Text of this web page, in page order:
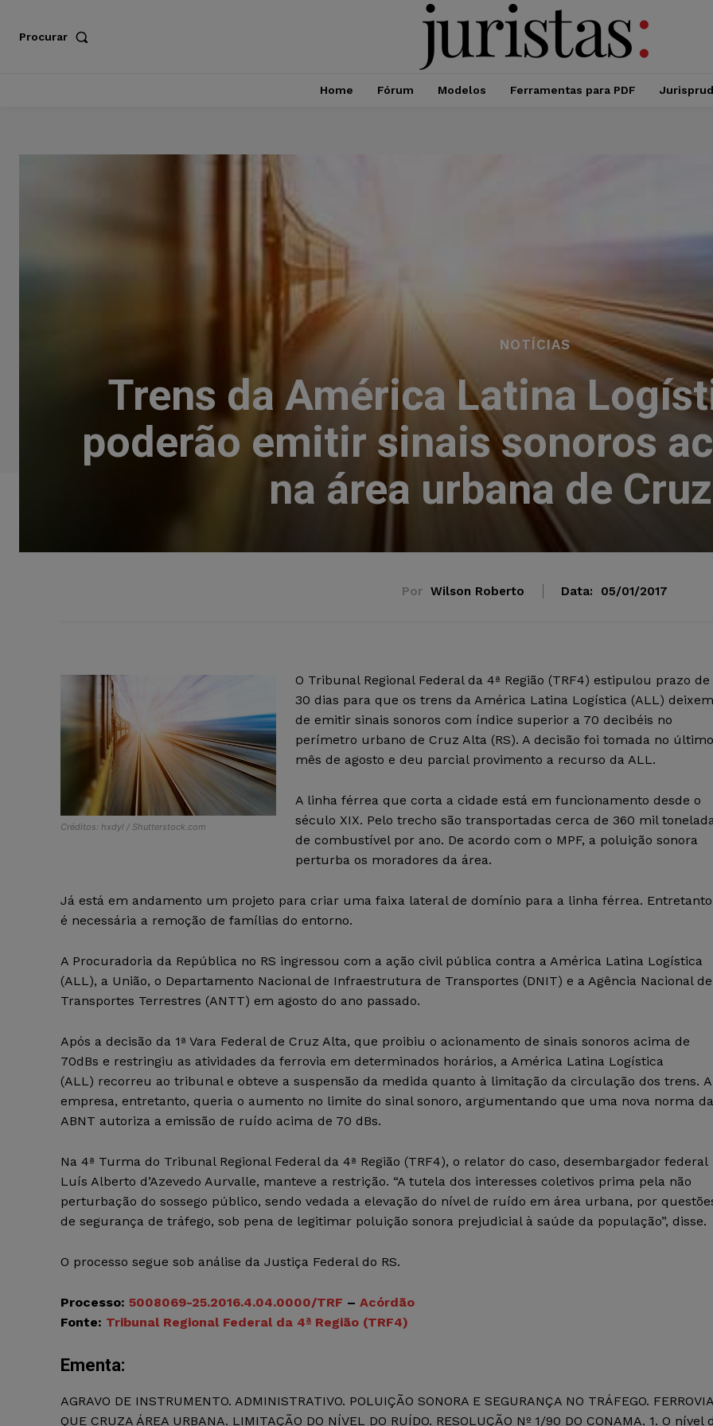
Procurar
Home Fórum Modelos Ferramentas para PDF
NOTÍCIAS
Trens da América Latina
poderão emitir sinais sonoros
na área urbana de
Por Wilson Roberto Data: 05/01/2017
Créditos: hxdyl / Shutterstock.com
O Tribunal Regional Federal da 4ª Região (TRF4) estipulou prazo de
30 dias para que os trens da América Latina Logística (ALL) deixem
de emitir sinais sonoros com índice superior a 70 decibéis no
perímetro urbano de Cruz Alta (RS). A decisão foi tomada no último
mês de agosto e deu parcial provimento a recurso da ALL.
A linha férrea que corta a cidade está em funcionamento desde o
século XIX. Pelo trecho são transportadas cerca de 360 mil
de combustível por ano. De acordo com o MPF, a poluição sonora
perturba os moradores da área.
Já está em andamento um projeto para criar uma faixa lateral de domínio para a linha férrea.
é necessária a remoção de famílias do entorno.
A Procuradoria da República no RS ingressou com a ação civil pública contra a América Latina Logística
(ALL), a União, o Departamento Nacional de Infraestrutura de Transportes (DNIT) e a Agência Nacional de
Transportes Terrestres (ANTT) em agosto do ano passado.
Após a decisão da 1ª Vara Federal de Cruz Alta, que proibiu o acionamento de sinais sonoros acima de
70dBs e restringiu as atividades da ferrovia em determinados horários, a América Latina Logística
(ALL) recorreu ao tribunal e obteve a suspensão da medida quanto à limitação da circulação dos trens. A
empresa, entretanto, queria o aumento no limite do sinal sonoro, argumentando que uma nova norma da
ABNT autoriza a emissão de ruído acima de 70 dBs.
Na 4ª Turma do Tribunal Regional Federal da 4ª Região (TRF4), o relator do caso, desembargador federal
Luís Alberto d’Azevedo Aurvalle, manteve a restrição. “A tutela dos interesses coletivos prima pela não
perturbação do sossego público, sendo vedada a elevação do nível de ruído em área urbana, por
de segurança de tráfego, sob pena de legitimar poluição sonora prejudicial à saúde da população”, disse.
O processo segue sob análise da Justiça Federal do RS.
Processo: 5008069-25.2016.4.04.0000/TRF – Acórdão
Fonte: Tribunal Regional Federal da 4ª Região (TRF4)
Ementa:
AGRAVO DE INSTRUMENTO. ADMINISTRATIVO. POLUIÇÃO SONORA E SEGURANÇA NO TRÁFEGO. FERROVIA
QUE CRUZA ÁREA URBANA. LIMITAÇÃO DO NÍVEL DO RUÍDO. RESOLUÇÃO Nº 1/90 DO CONAMA. 1. O nível